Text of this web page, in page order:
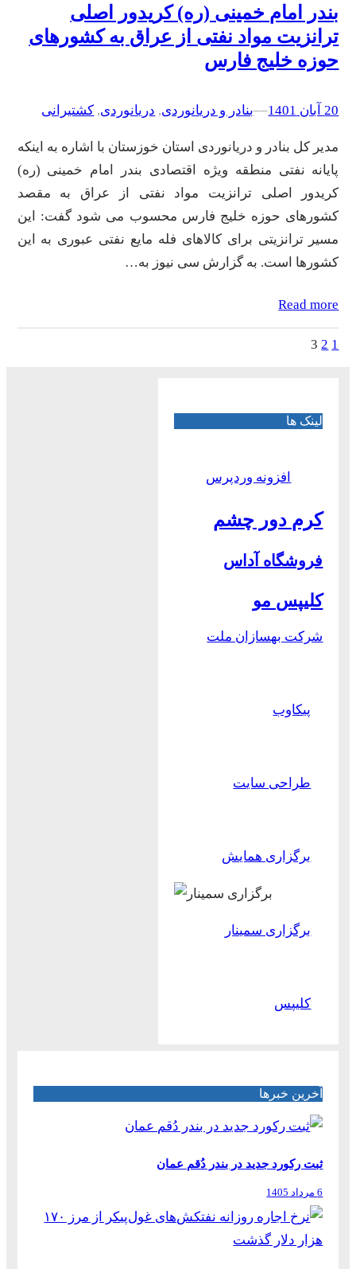
بندر امام خمینی (ره) کریدور اصلی
ترانزیت مواد نفتی از عراق به کشورهای
حوزه خلیج فارس
20 آبان 1401 –
–بنادر و دریانوردی, دریانوردی, کشتیرانی
مدیر کل بنادر و دریانوردی استان خوزستان با اشاره به اینکه
پایانه نفتی منطقه ویژه اقتصادی بندر امام خمینی (ره)
کریدور اصلی ترانزیت مواد نفتی از عراق به مقصد
کشورهای حوزه خلیج فارس محسوب می شود گفت: این
مسیر ترانزیتی برای کالاهای فله مایع نفتی عبوری به این
کشورها است. به گزارش سی نیوز به…
Read more
1
2
3
لینک ها
افزونه وردپرس
کرم دور چشم
فروشگاه آداس
کلیپس مو
شرکت بهسازان ملت
پیکاوب
طراحی سایت
برگزاری همایش
برگزاری سمینار
کلیپس
آخرین خبرها
ثبت رکورد جدید در بندر دُقم عمان
6 مرداد 1405